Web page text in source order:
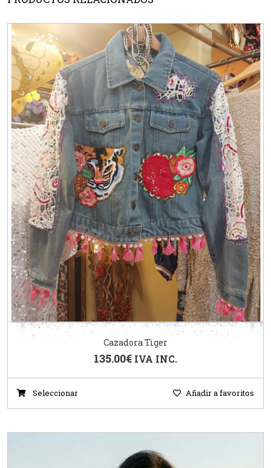
Cazadora Tiger
135.00€ IVA INC.
Seleccionar Añadir a favoritos